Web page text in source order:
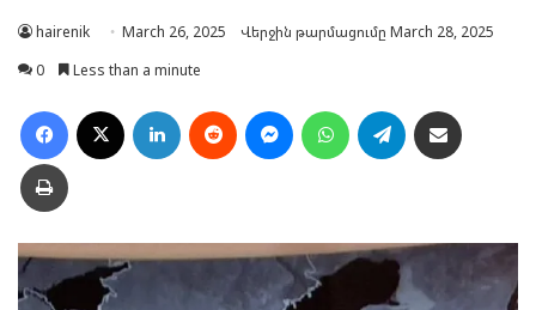
hairenik March 26, 2025
Վերջին թարմացումը March 28, 2025
0
Less than a minute
Facebook LinkedIn Reddit MessengerWhatsAppTelegram
Տպել